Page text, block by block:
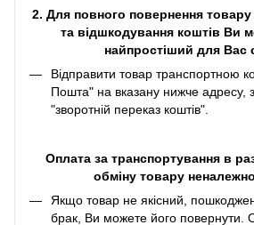
2. Для повного повернення товару
та відшкодування коштів Ви
найпростіший для Вас
Відправити товар транспортною
Пошта" на вказану нижче адресу, з
"зворотній переказ коштів".
Оплата за транспортування в
обміну товару
Якщо товар не якісний,
брак, Ви можете його повернути.